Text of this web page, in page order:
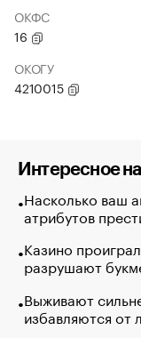
ОКФС
16
ОКОГУ
4210015
Интересное
Насколько ваш
атрибутов
Казино
разрушают
Выживают
избавляются от